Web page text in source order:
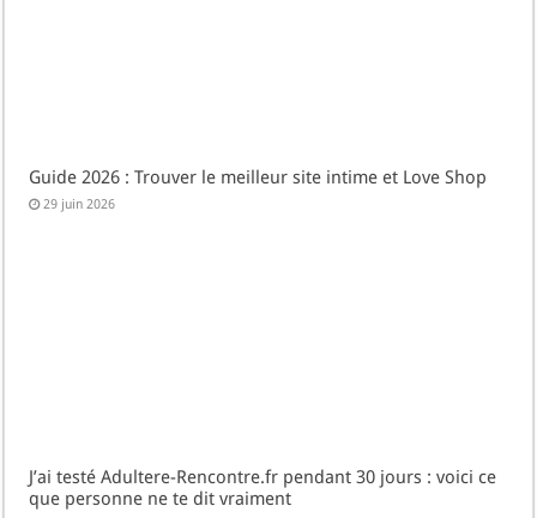
Guide 2026 : Trouver le meilleur site intime et Love Shop
29 juin 2026
J’ai testé Adultere-Rencontre.fr pendant 30 jours : voici ce
que personne ne te dit vraiment